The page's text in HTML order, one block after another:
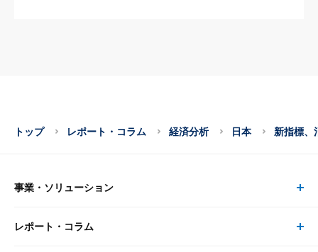
トップ レポート・コラム 経済分析 日本 新指標、
事業・ソリューション
事業・ソリューション トップ
レポート・コラム